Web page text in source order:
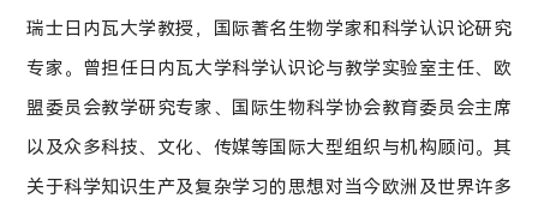
瑞士日内瓦大学教授，国际著名生物学家和科学认识论研究
专家。曾担任日内瓦大学科学认识论与教学实验室主任、欧
盟委员会教学研究专家、国际生物科学协会教育委员会主席
以及众多科技、文化、传媒等国际大型组织与机构顾问。其
关于科学知识生产及复杂学习的思想对当今欧洲及世界许多